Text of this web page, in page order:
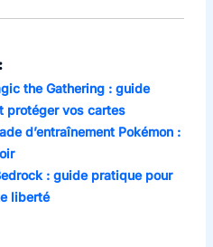
the Gathering : guide
protéger vos cartes
d’entraînement Pokémon :
: guide pratique pour
liberté